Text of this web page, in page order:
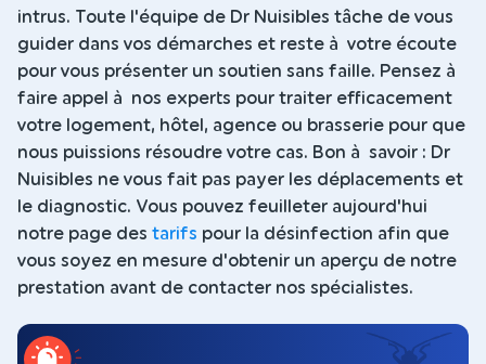
intrus. Toute l'équipe de Dr Nuisibles tâche de vous
guider dans vos démarches et reste à votre écoute
pour vous présenter un soutien sans faille. Pensez à
faire appel à nos experts pour traiter efficacement
votre logement, hôtel, agence ou brasserie pour que
nous puissions résoudre votre cas. Bon à savoir : Dr
Nuisibles ne vous fait pas payer les déplacements et
le diagnostic. Vous pouvez feuilleter aujourd'hui
notre page des tarifs pour la désinfection afin que
vous soyez en mesure d'obtenir un aperçu de notre
prestation avant de contacter nos spécialistes.